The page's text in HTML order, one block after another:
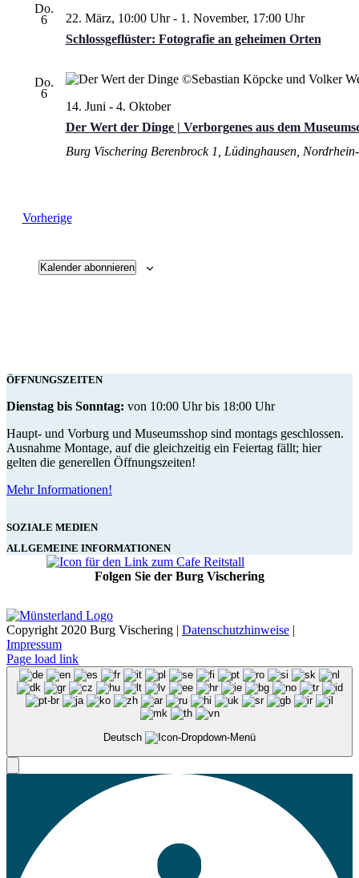
Do.
6
Schlossgeflüster: Fotografie an geheimen Orten
22. März, 10:00 Uhr- 1. November, 17:00 Uhr
Do.
6
Der Wert der Dinge | Verborgenes aus dem
14. Juni - 4. Oktober
Burg Vischering Berenbrock 1, Lüdinghausen,
VorherigeVeranstaltungen
Kalender abonnieren
ÖFFNUNGSZEITEN
Dienstag bis Sonntag: von 10:00 Uhr bis 18:00 Uhr
Haupt- und Vorburg und Museumsshop sind montags geschlossen.
Ausnahme Montage, auf die gleichzeitig ein Feiertag fällt; hier
gelten die generellen Öffnungszeiten!
Mehr Informationen!
SOZIALE MEDIEN
ALLGEMEINE INFORMATIONEN
Folgen Sie der Burg Vischering
Copyright 2020 Burg Vischering | Datenschutzhinweise |
Impressum
Page load link
Deutsch